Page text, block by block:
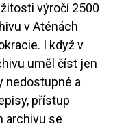
výročí 2500
v Aténách
I když v
uměl číst jen
nedostupné a
přístup
archivu se